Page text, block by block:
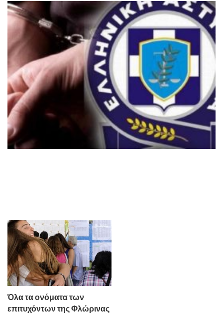
Όλα τα ονόματα των
επιτυχόντων της Φλώρινας